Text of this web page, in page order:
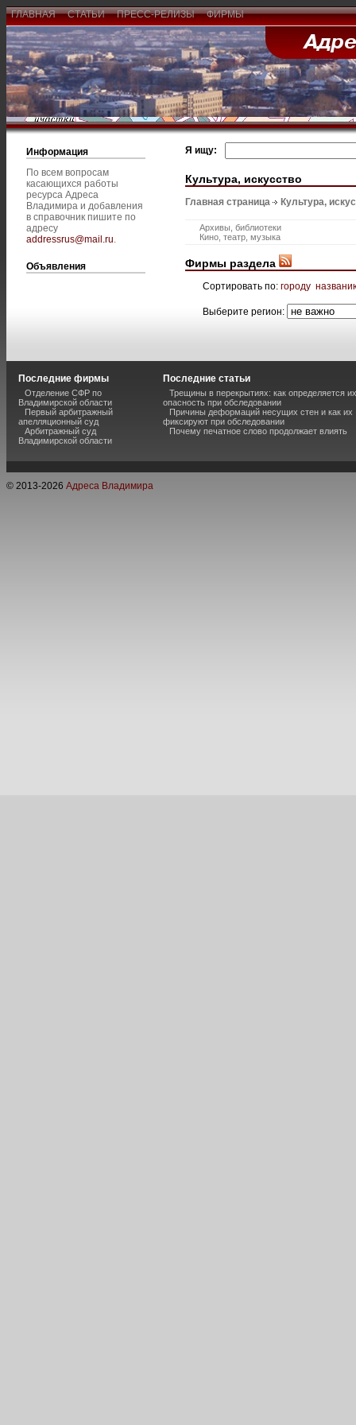
ГЛАВНАЯ СТАТЬИ ПРЕСС-РЕЛИЗЫ ФИРМЫ
Информация
По всем вопросам
касающихся работы
ресурса Адреса
Владимира и добавления
в справочник пишите по
адресу
addressrus@mail.ru.
Объявления
Я ищу:
Культура, искусство
Главная страница Культура,
Архивы, библиотеки
Кино, театр, музыка
Фирмы раздела
Сортировать по: городу
Выберите регион:
Последние фирмы
Отделение СФР по
Владимирской области
Первый арбитражный
апелляционный суд
Арбитражный суд
Владимирской области
Последние статьи
Трещины в перекрытиях: как определяется их
опасность при обследовании
Причины деформаций несущих стен и как их
фиксируют при обследовании
Почему печатное слово продолжает влиять
© 2013-2026 Адреса Владимира